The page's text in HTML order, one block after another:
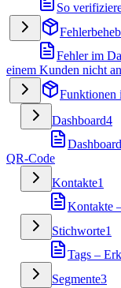
So
Fehler im
einem Kunden nicht
Funktionen
Dashboard4
QR-Code
Kontakte1
Kontakte
Stichworte1
Tags –
Segmente3